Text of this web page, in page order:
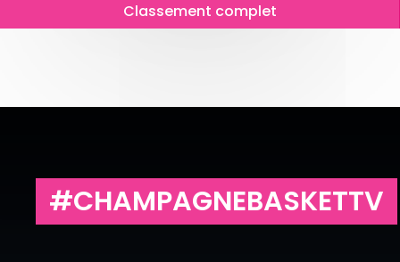
Classement complet
#CHAMPAGNEBASKETTV